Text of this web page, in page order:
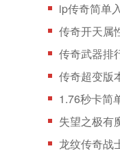
ip传奇简单
传奇开天属
传奇超变版
1.76秒卡简
失望之极
龙纹传奇战